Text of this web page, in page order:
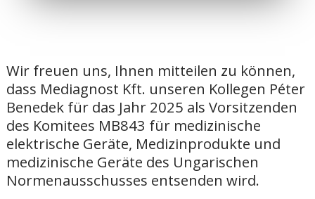
Wir freuen uns, Ihnen mitteilen zu können,
dass Mediagnost Kft. unseren Kollegen Péter
Benedek für das Jahr 2025 als Vorsitzenden
des Komitees MB843 für medizinische
elektrische Geräte, Medizinprodukte und
medizinische Geräte des Ungarischen
Normenausschusses entsenden wird.